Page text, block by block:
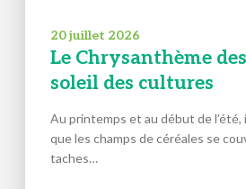
20 juillet 2026
Le Chrysanthème
soleil des cultures
Au printemps et au début de
que les champs de céréales se
taches…